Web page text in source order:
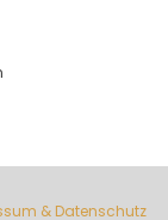
& Datenschutz